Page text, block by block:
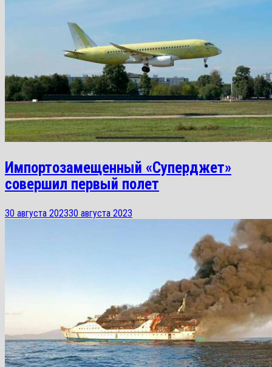
Импортозамещенный «Суперджет»
совершил первый полет
30 августа 202330 августа 2023